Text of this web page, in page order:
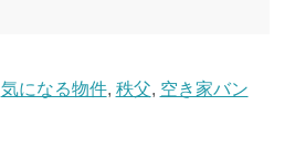
気になる物件, 秩父, 空き家バン